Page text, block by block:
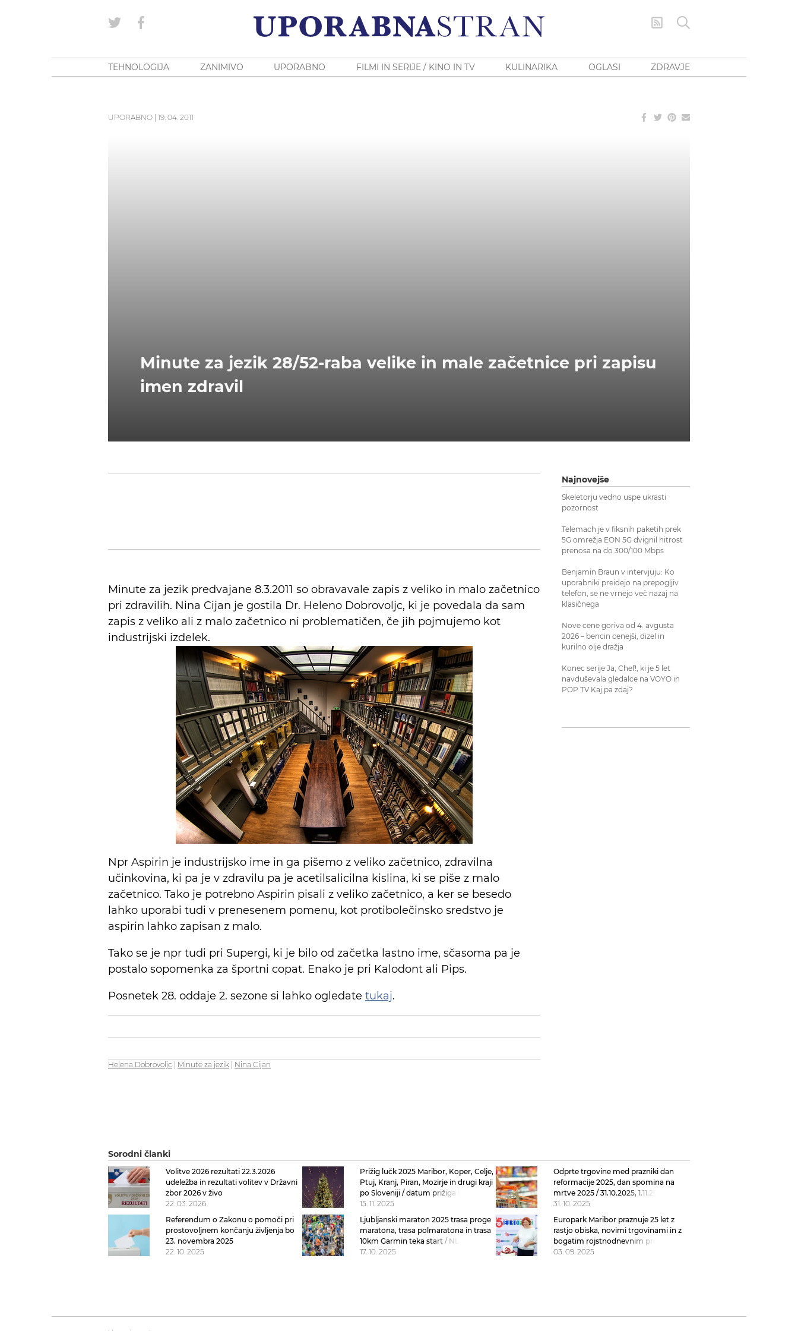
TEHNOLOGIJA ZANIMIVO UPORABNO FILMI IN SERIJE / KINO IN TV KULINARIKA OGLASI ZDRAVJE
UPORABNO 19. 04. 2011
Minute za jezik 28/52-raba velike in male začetnice pri zapisu
imen zdravil
Minute za jezik predvajane 8.3.2011 so obravavale zapis z veliko in malo začetnico
pri zdravilih. Nina Cijan je gostila Dr. Heleno Dobrovoljc, ki je povedala da sam
zapis z veliko ali z malo začetnico ni problematičen, če jih pojmujemo kot
industrijski izdelek.
Npr Aspirin je industrijsko ime in ga pišemo z veliko začetnico, zdravilna
učinkovina, ki pa je v zdravilu pa je acetilsalicilna kislina, ki se piše z malo
začetnico. Tako je potrebno Aspirin pisali z veliko začetnico, a ker se besedo
lahko uporabi tudi v prenesenem pomenu, kot protibolečinsko sredstvo je
aspirin lahko zapisan z malo.
Tako se je npr tudi pri Supergi, ki je bilo od začetka lastno ime, sčasoma pa je
postalo sopomenka za športni copat. Enako je pri Kalodont ali Pips.
Posnetek 28. oddaje 2. sezone si lahko ogledate tukaj.
Helena Dobrovoljc Minute za jezik Nina Cijan
Najnovejše
Skeletorju vedno uspe ukrasti
pozornost
Telemach je v fiksnih paketih prek
5G omrežja EON 5G dvignil hitrost
prenosa na do 300/100 Mbps
Benjamin Braun v intervjuju: Ko
uporabniki preidejo na prepogljiv
telefon, se ne vrnejo več nazaj na
klasičnega
Nove cene goriva od 4. avgusta
2026 – bencin cenejši, dizel in
kurilno olje dražja
Konec serije Ja, Chef!, ki je 5 let
navduševala gledalce na VOYO in
POP TV Kaj pa zdaj?
Sorodni članki
Volitve 2026 rezultati 22.3.2026
udeležba in rezultati volitev v Državni
zbor 2026 v živo
22. 03. 2026
Prižig lučk 2025 Maribor, Koper, Celje,
Ptuj, Kranj, Piran, Mozirje in drugi kraji
po Sloveniji / datum prižiga lučk 2025
Slovenija
15. 11. 2025
Odprte trgovine med prazniki dan
reformacije 2025, dan spomina na
mrtve 2025 / 31.10.2025, 1.11.2025,
delovni čas Hofer, Lidl, Mercator, Spar,
Citypark, Aleja Odprte
31. 10. 2025
Referendum o Zakonu o pomoči pri
prostovoljnem končanju življenja bo
23. novembra 2025
22. 10. 2025
Ljubljanski maraton 2025 trasa proge
maratona, trasa polmaratona in trasa
10km Garmin teka start / NLB
Ljubljanski maraton 2025
17. 10. 2025
Europark Maribor praznuje 25 let z
rastjo obiska, novimi trgovinami in z
bogatim rojstnodnevnim programom
03. 09. 2025